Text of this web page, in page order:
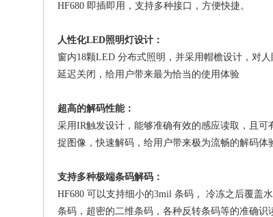
HF680 即插即用，支持多种接口，方便快捷。
人性化LED照明灯设计：
窗内18颗LED 分布式照明，并采用帽檐设计，对
延迟关闭，给用户带来最为恰当的使用体验
超高的解码性能：
采用IR触发设计，能够准确有效的感应读取，且
捉图像，快速解码，给用户带来极为流畅的解码体
支持多种极端条码解码：
HF680 可以支持细小的3mil 条码， 冷冻之后覆盖
条码，超密的二维条码，各种反转条码等的准确